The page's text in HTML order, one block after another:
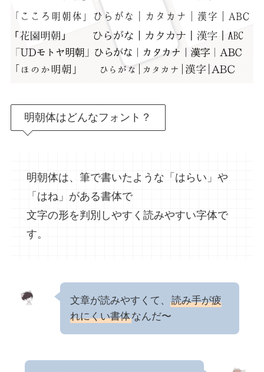
明朝体はどんなフォント？
明朝体は、筆で書いたような「はらい」や
「はね」がある書体で
文字の形を判別しやすく読みやすい字体で
す。
文章が読みやすくて、
読み手が疲
れにくい書体なんだ〜